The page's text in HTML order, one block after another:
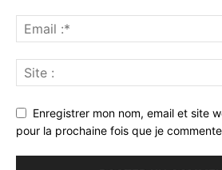
Enregistrer mon nom, email et site
pour la prochaine fois que je